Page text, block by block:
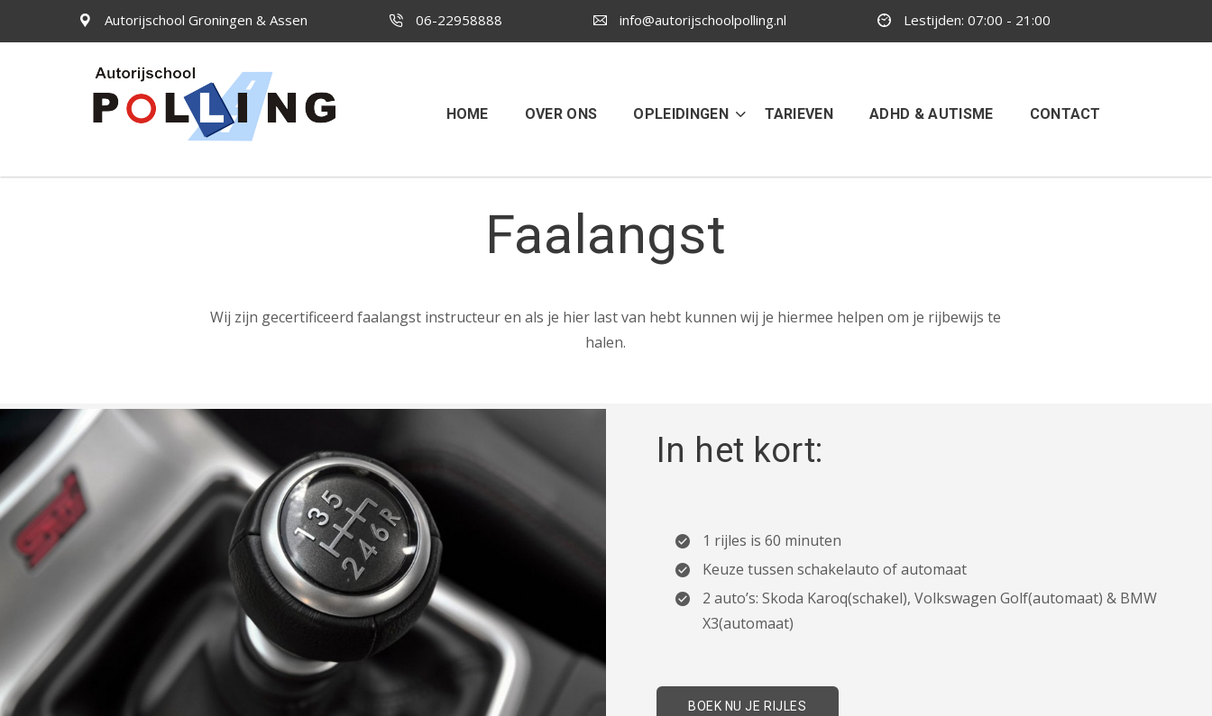
Autorijschool Groningen & Assen 06-22958888 info@autorijschoolpolling.nl Lestijden: 07:00 - 21:00
HOME OVER ONS OPLEIDINGEN TARIEVEN ADHD & AUTISME CONTACT
Faalangst
Wij zijn gecertificeerd faalangst instructeur en als je hier last van hebt kunnen wij je hiermee helpen om je rijbewijs te
halen.
In het kort:
1 rijles is 60 minuten
Keuze tussen schakelauto of automaat
2 auto’s: Skoda Karoq(schakel), Volkswagen Golf(automaat) & BMW
X3(automaat)
BOEK NU JE RIJLES